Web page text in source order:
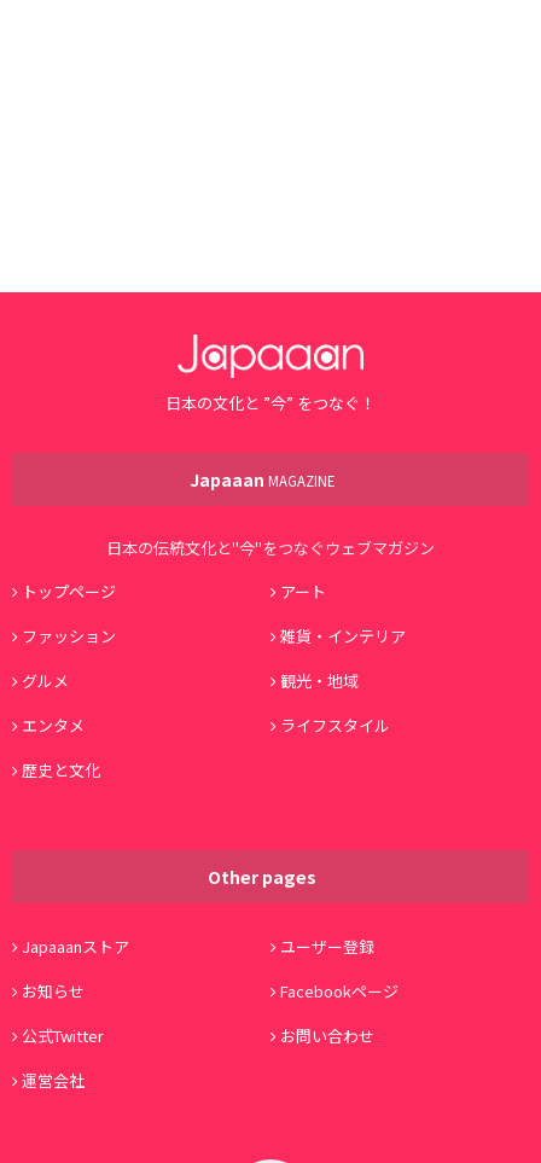
日本の文化と ”今” をつなぐ！
Japaaan MAGAZINE
日本の伝統文化と"今"をつなぐウェブマガジン
トップページ
アート
ファッション
雑貨・インテリア
グルメ
観光・地域
エンタメ
ライフスタイル
歴史と文化
Other pages
Japaaanストア
ユーザー登録
お知らせ
Facebookページ
公式Twitter
お問い合わせ
運営会社